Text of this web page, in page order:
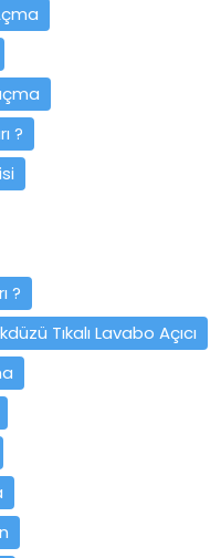
?
?
Tıkalı Lavabo Açıcı